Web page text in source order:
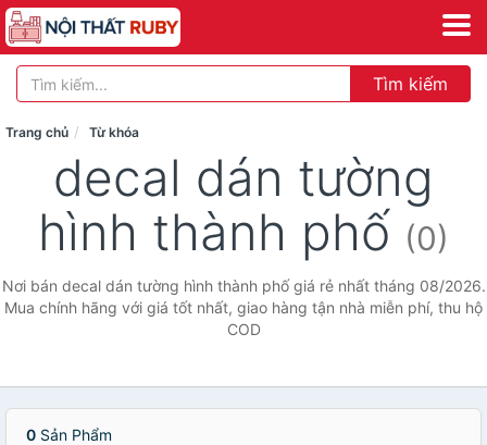
Tìm kiếm
Trang chủ Từ khóa
decal dán tường
hình thành phố (0)
Nơi bán decal dán tường hình thành phố giá rẻ nhất tháng 08/2026.
Mua chính hãng với giá tốt nhất, giao hàng tận nhà miễn phí, thu hộ
COD
0 Sản Phẩm